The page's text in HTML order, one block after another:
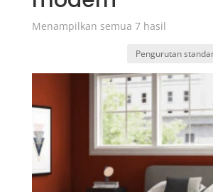
Menampilkan semua 7 hasil